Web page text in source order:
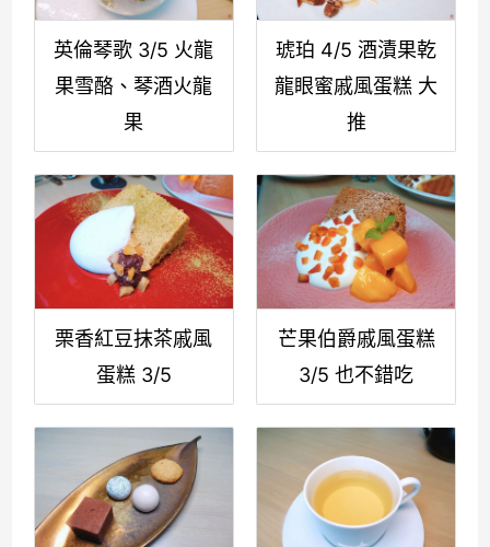
英倫琴歌 3/5 火龍
果雪酪、琴酒火龍
果
琥珀 4/5 酒漬果乾
龍眼蜜戚風蛋糕 大
推
栗香紅豆抹茶戚風
蛋糕 3/5
芒果伯爵戚風蛋糕
3/5 也不錯吃